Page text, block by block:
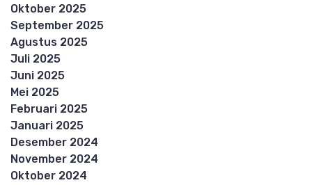
Oktober 2025
September 2025
Agustus 2025
Juli 2025
Juni 2025
Mei 2025
Februari 2025
Januari 2025
Desember 2024
November 2024
Oktober 2024